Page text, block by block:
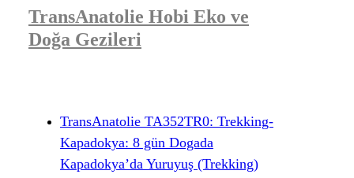
TransAnatolie Hobi Eko ve
Doğa Gezileri
TransAnatolie TA352TR0: Trekking-
Kapadokya: 8 gün Dogada
Kapadokya’da Yuruyuş (Trekking)